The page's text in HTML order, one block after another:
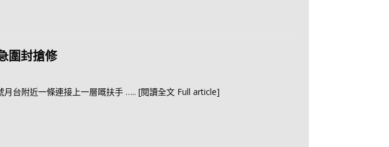
圍封搶修
台附近一條連接上一層嘅扶手 ….. [閱讀全文 Full article]